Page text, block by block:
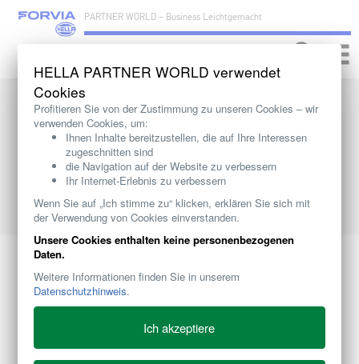
PARTNER WORLD – Business Leichtgemacht
Toggle
HELLA PARTNER WORLD verwendet
Cookies
Profitieren Sie von der Zustimmung zu unseren Cookies ‒ wir
verwenden Cookies, um:
Ihnen Inhalte bereitzustellen, die auf Ihre Interessen
zugeschnitten sind
die Navigation auf der Website zu verbessern
Ihr Internet-Erlebnis zu verbessern
Wenn Sie auf „Ich stimme zu“ klicken, erklären Sie sich mit
der Verwendung von Cookies einverstanden.
Unsere Cookies enthalten keine personenbezogenen
Daten.
Weitere Informationen finden Sie in unserem
Datenschutzhinweis.
Ich akzeptiere